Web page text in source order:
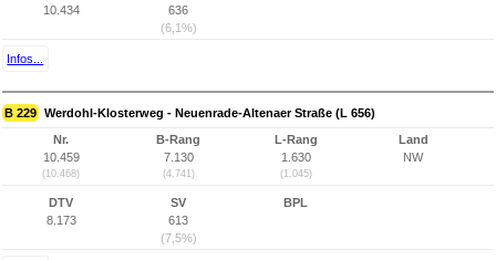
10.434
636
(6,1%)
Infos...
B 229 Werdohl-Klosterweg - Neuenrade-Altenaer Straße (L 656)
Nr.
10.459
(10.468)
B-Rang
7.130
(4.741)
L-Rang
1.630
(1.045)
Land
NW
DTV
8.173
SV
613
(7,5%)
BPL